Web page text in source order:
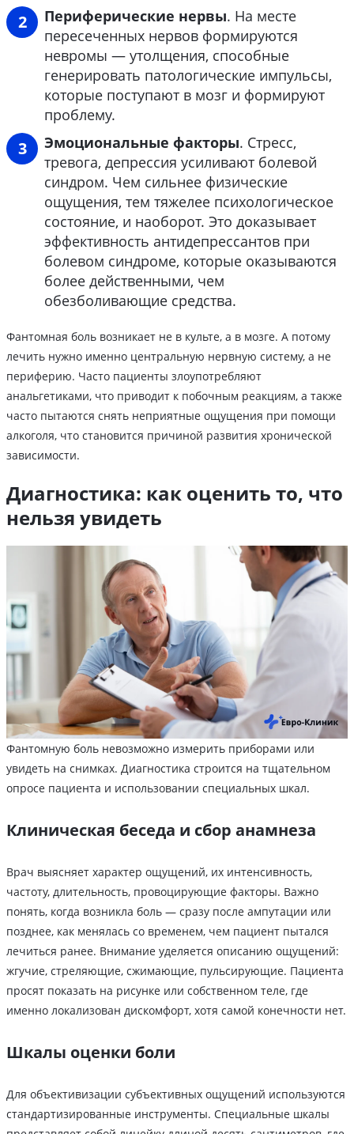
Периферические нервы. На месте
пересеченных нервов формируются
невромы — утолщения, способные
генерировать патологические импульсы,
которые поступают в мозг и формируют
проблему.
Эмоциональные факторы. Стресс,
тревога, депрессия усиливают болевой
синдром. Чем сильнее физические
ощущения, тем тяжелее психологическое
состояние, и наоборот. Это доказывает
эффективность антидепрессантов при
болевом синдроме, которые оказываются
более действенными, чем
обезболивающие средства.
Фантомная боль возникает не в культе, а в мозге. А потому
лечить нужно именно центральную нервную систему, а не
периферию. Часто пациенты злоупотребляют
анальгетиками, что приводит к побочным реакциям, а также
часто пытаются снять неприятные ощущения при помощи
алкоголя, что становится причиной развития хронической
зависимости.
Диагностика: как оценить то, что
нельзя увидеть
Фантомную боль невозможно измерить приборами или
увидеть на снимках. Диагностика строится на тщательном
опросе пациента и использовании специальных шкал.
Клиническая беседа и сбор анамнеза
Врач выясняет характер ощущений, их интенсивность,
частоту, длительность, провоцирующие факторы. Важно
понять, когда возникла боль — сразу после ампутации или
позднее, как менялась со временем, чем пациент пытался
лечиться ранее. Внимание уделяется описанию ощущений:
жгучие, стреляющие, сжимающие, пульсирующие. Пациента
просят показать на рисунке или собственном теле, где
именно локализован дискомфорт, хотя самой конечности нет.
Шкалы оценки боли
Для объективизации субъективных ощущений используются
стандартизированные инструменты. Специальные шкалы